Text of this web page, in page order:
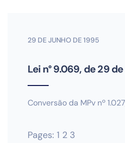
29 DE JUNHO DE 1995
Lei n° 9.069, de 29
Conversão da MPv nº
Pages: 1 2 3